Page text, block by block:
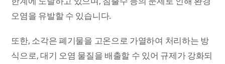
오염을 유발할 수 있습니다.
또한, 소각은 폐기물을 고온으로 가열하여 처리하는 방
식으로, 대기 오염 물질을 배출할 수 있어 규제가 강화되